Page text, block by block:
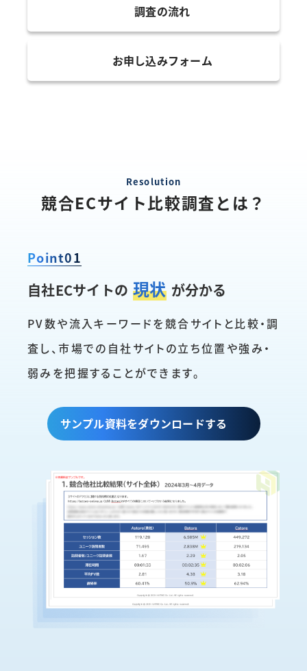
調査の流れ
お申し込みフォーム
Resolution
競合ECサイト比較調査とは？
Point01
自社ECサイトの 現状 が分かる
PV数や流入キーワードを競合サイトと比較・調
査し、市場での自社サイトの立ち位置や強み・
弱みを把握することができます。
サンプル資料をダウンロードする